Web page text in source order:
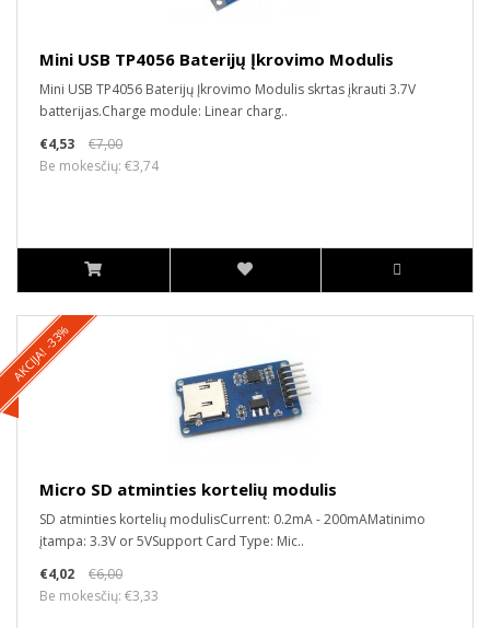
Mini USB TP4056 Baterijų Įkrovimo Modulis
Mini USB TP4056 Baterijų Įkrovimo Modulis skrtas įkrauti 3.7V
batterijas.Charge module: Linear charg..
€4,53
€7,00
Be mokesčių: €3,74
AKCIJA! -33%
Micro SD atminties kortelių modulis
SD atminties kortelių modulisCurrent: 0.2mA - 200mAMatinimo
įtampa: 3.3V or 5VSupport Card Type: Mic..
€4,02
€6,00
Be mokesčių: €3,33